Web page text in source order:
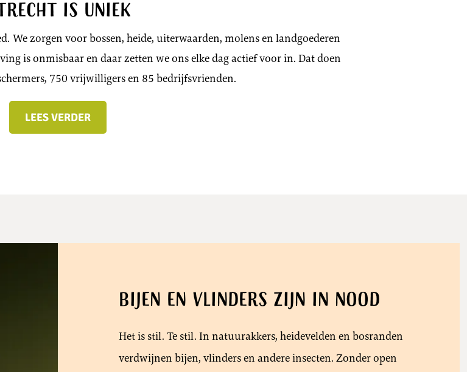
is uniek
We zorgen voor bossen, heide, uiterwaarden, molens en landgoederen
is onmisbaar en daar zetten we ons elke dag actief voor in. Dat doen
750 vrijwilligers en 85 bedrijfsvrienden.
LEES VERDER
Bijen en vlinders zijn in nood
Het is stil. Te stil. In natuurakkers, heidevelden en bosranden
verdwijnen bijen, vlinders en andere insecten. Zonder open